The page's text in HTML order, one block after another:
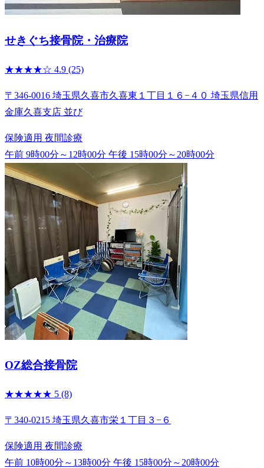
せきぐち接骨院・治療院
★★★★☆ 4.9 (25)
〒346-0016 埼玉県久喜市久喜東１丁目１６−４０ 埼玉県信用
金庫久喜支店 並び
保険適用 夜間診療
午前 9時00分～12時00分 午後 15時00分～20時00分
OZ総合接骨院
★★★★★ 5 (8)
〒340-0215 埼玉県久喜市栄１丁目３−６
保険適用 夜間診療
午前 10時00分～13時00分 午後 15時00分～20時00分